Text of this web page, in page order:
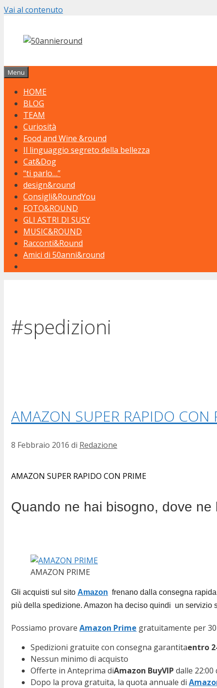
Vai al contenuto
Menu
HOME
BLOG
TEAM
Curiosità
Food and Wine &round
Il linguaggio segreto della bellezza
Cat&Dog
“ti parlo…”
design&round
Consigli&RoundYou
FOTO&ROUND
GLI ASTRI DI SUSY
MUSIC&ROUND
Racconti&Round
Amici di 50anni&round
#spedizioni
AMAZON SUPER RAPIDO CON
8 Febbraio 2016 di Redazione
AMAZON SUPER RAPIDO CON PRIME
Quando ne hai bisogno, dove ne
AMAZON PRIME
Gli acquisti sul sito Amazon frenano dalla consegna
più della spedizione. Amazon ha deciso quindi un servizio
Possiamo provare Amazon Prime gratuitamente per
Spedizioni gratuite con consegna garantitaentro
Nessun minimo di acquisto
Offerte in Anteprima diAmazon BuyVIP dalle
Dopo la prova gratuita, la quota annuale di